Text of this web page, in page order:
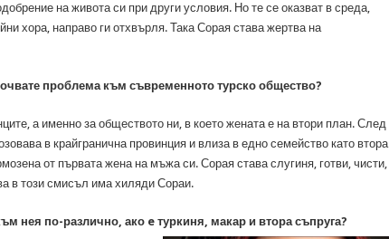
на живота си при други условия. Но те се оказват в среда,
хора, направо ги отхвърля. Така Сорая става жертва на
проблема към съвременното турско общество?
а именно за обществото ни, в което жената е на втори план. След
в крайгранична провинция и влиза в едно семейство като втора
от първата жена на мъжа си. Сорая става слугиня, готви, чисти,
в този смисъл има хиляди Сораи.
нея по-различно, ако e туркиня, макар и втора съпруга?